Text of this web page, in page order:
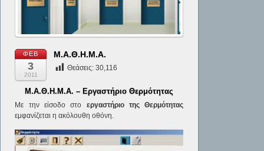
ΦΕΒ
3
2011
Μ.Α.Θ.Η.Μ.Α.
Θεάσεις: 30,116
Μ.Α.Θ.Η.Μ.Α. – Εργαστήριο Θερμότητας
Με την είσοδο στο εργαστήριο της Θερμότητας
εμφανίζεται η ακόλουθη οθόνη.